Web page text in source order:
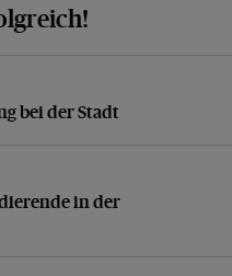
bei der Stadt
bei der Stadt
in der
in der